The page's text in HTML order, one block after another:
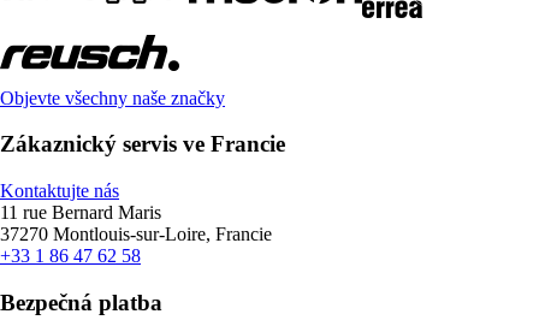
Objevte všechny naše značky
Zákaznický servis ve Francie
Kontaktujte nás
11 rue Bernard Maris
37270 Montlouis-sur-Loire, Francie
+33 1 86 47 62 58
Bezpečná platba